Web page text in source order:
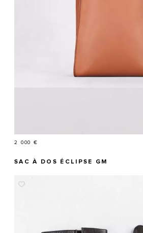
Prix
2 000 €
SAC À DOS ÉCLIPSE GM